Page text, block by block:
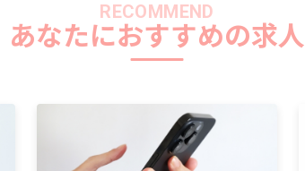
RECOMMEND
あなたにおすすめの求人